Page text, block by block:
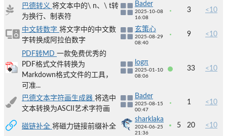
巴德转义 将文本中的\ n、\ t转
为换行、制表符
Bader
2025-10-08
16:08
3 <10
中文转数字 将文字中的中文数
字转换成阿拉伯数字
玄策心
2025-08-29
08:40
9 <10
PDF转MD 一款免费优秀的
PDF格式文件转换为
Markdown格式文件的工具，
可准...
logπ
2025-01-10
08:06
33 <10
巴德文本字符画生成器 将选中
文本转换为ASCII艺术字符画
Bader
2025-08-15
00:47
1 <10
磁链补全 将磁力链接前缀补全
sharklaka
2024-06-25
21:36
5 20 <10